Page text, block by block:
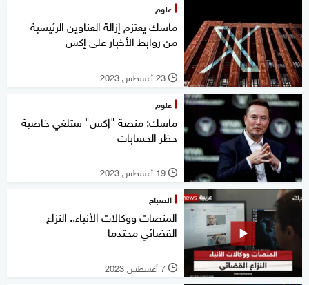
علوم
ماسك يعتزم إزالة العناوين الرئيسية
من روابط الأخبار على إكس
l 23 أغسطس 2023
علوم
ماسك: منصة "إكس" ستلغي خاصية
حظر الحسابات
l 19 أغسطس 2023
الصباح
المنصات ووكالات الأنباء.. النزاع
القضائي محتدما
l 7 أغسطس 2023